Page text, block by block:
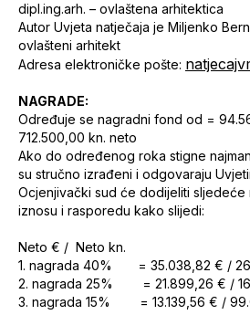
dipl.ing.arh. – ovlaštena arhitektica
Autor Uvjeta natječaja je Miljenko
ovlašteni arhitekt
Adresa elektroničke pošte:
NAGRADE:
Određuje se nagradni fond od =
712.500,00 kn. neto
Ako do određenog roka stigne
su stručno izrađeni i odgovaraju
Ocjenjivački sud će dodijeliti sljedeće
iznosu i rasporedu kako slijedi:
Neto € / Neto kn.
1. nagrada 40%
= 35.038,82 € /
2. nagrada 25%
= 21.899,26 € /
3. nagrada 15%
= 13.139,56 € /